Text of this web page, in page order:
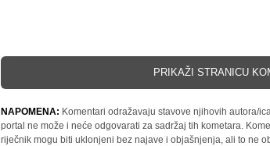
PRIKAŽI STRANICU
NAPOMENA: Komentari odražavaju stavove njihovih autora/
portal ne može i neće odgovarati za sadržaj tih kometara.
riječnik mogu biti uklonjeni bez najave i objašnjenja, ali to ne